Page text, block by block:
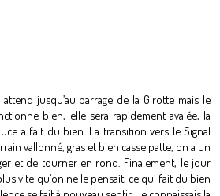
jusqu’au barrage de la Girotte mais le
bien, elle sera rapidement avalée, la
a fait du bien. La transition vers le Signal
vallonné, gras et bien casse patte, on a un
et de tourner en rond. Finalement, le jour
vite qu’on ne le pensait, ce qui fait du bien